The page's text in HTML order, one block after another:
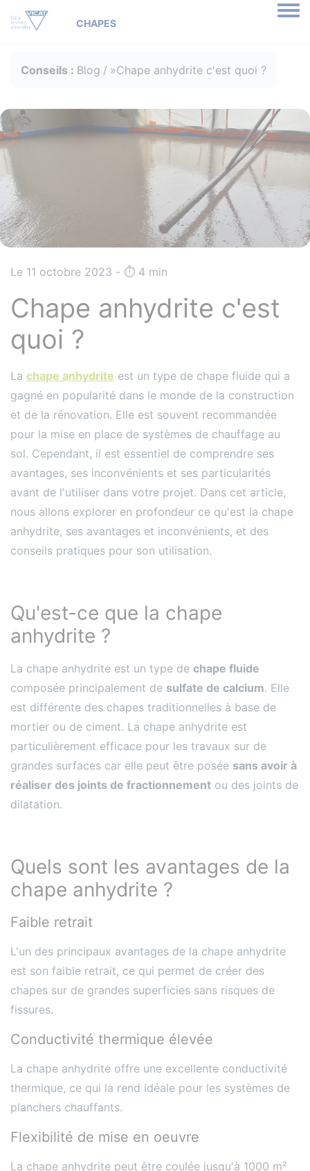
Conseils : Blog Chape anhydrite c'est quoi ?
Le 11 octobre 2023 - ⏱️️ 4 min
Chape anhydrite c'est
quoi ?
La chape anhydrite est un type de chape fluide qui a
gagné en popularité dans le monde de la construction
et de la rénovation. Elle est souvent recommandée
pour la mise en place de systèmes de chauffage au
sol. Cependant, il est essentiel de comprendre ses
avantages, ses inconvénients et ses particularités
avant de l'utiliser dans votre projet. Dans cet article,
nous allons explorer en profondeur ce qu'est la chape
anhydrite, ses avantages et inconvénients, et des
conseils pratiques pour son utilisation.
Qu'est-ce que la chape
anhydrite ?
La chape anhydrite est un type de chape fluide
composée principalement de sulfate de calcium. Elle
est différente des chapes traditionnelles à base de
mortier ou de ciment. La chape anhydrite est
particulièrement efficace pour les travaux sur de
grandes surfaces car elle peut être posée sans avoir à
réaliser des joints de fractionnement ou des joints de
dilatation.
Quels sont les avantages de la
chape anhydrite ?
Faible retrait
L'un des principaux avantages de la chape anhydrite
est son faible retrait, ce qui permet de créer des
chapes sur de grandes superficies sans risques de
fissures.
Conductivité thermique élevée
La chape anhydrite offre une excellente conductivité
thermique, ce qui la rend idéale pour les systèmes de
planchers chauffants.
Flexibilité de mise en oeuvre
La chape anhydrite peut être coulée jusqu'à 1000 m²